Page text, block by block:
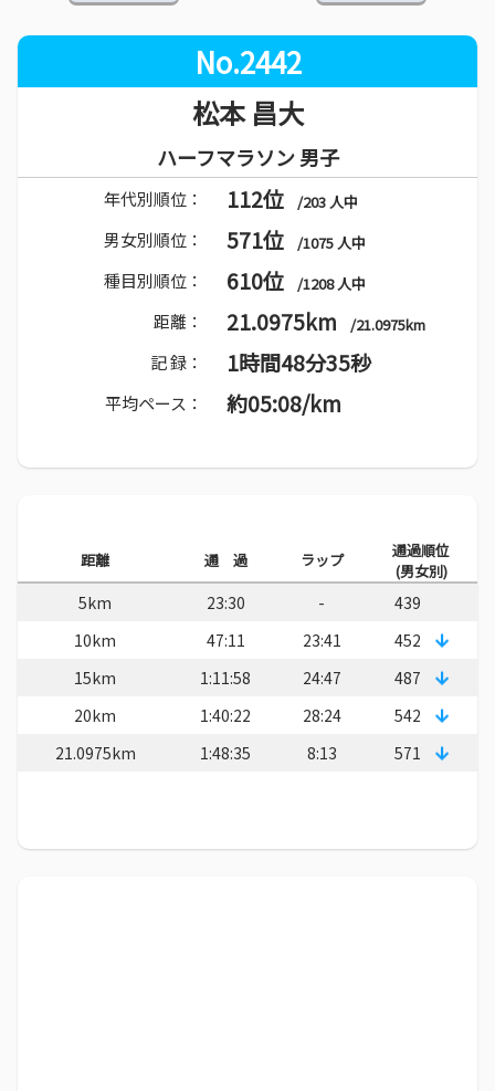
No.2442
松本 昌大
ハーフマラソン 男子
年代別順位： 112位 /203 人中
男女別順位： 571位 /1075 人中
種目別順位： 610位 /1208 人中
距離： 21.0975km /21.0975km
記 録： 1時間48分35秒
平均ペース： 約05:08/km
距離 通 過 ラップ
通過順位
(男女別)
5km 23:30 -
439
10km
47:11 23:41
452
15km
1:11:58 24:47
487
20km
1:40:22 28:24
542
21.0975km
1:48:35 8:13 571